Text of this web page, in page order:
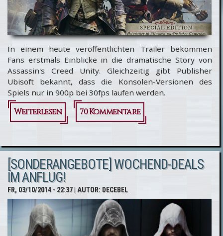
In einem heute veröffentlichten Trailer bekommen
Fans erstmals Einblicke in die dramatische Story von
Assassin's Creed Unity. Gleichzeitig gibt Publisher
Ubisoft bekannt, dass die Konsolen-Versionen des
Spiels nur in 900p bei 30fps laufen werden.
Weiterlesen
über
Creed
Unity:
Trailer
und 900p
auf
70 Kommentare
[SONDERANGEBOTE] WOCHEND-DEALS
IM ANFLUG!
FR, 03/10/2014 - 22:37| AUTOR: DECEBEL